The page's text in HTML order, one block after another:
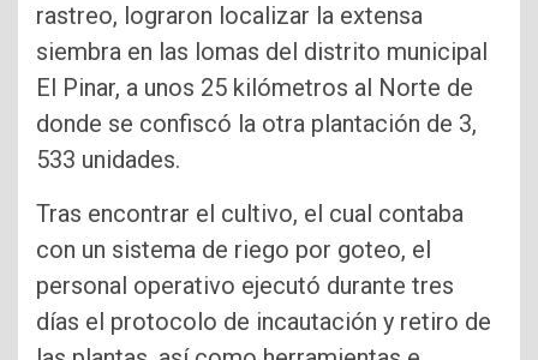
rastreo, lograron localizar la extensa
siembra en las lomas del distrito municipal
El Pinar, a unos 25 kilómetros al Norte de
donde se confiscó la otra plantación de 3,
533 unidades.
Tras encontrar el cultivo, el cual contaba
con un sistema de riego por goteo, el
personal operativo ejecutó durante tres
días el protocolo de incautación y retiro de